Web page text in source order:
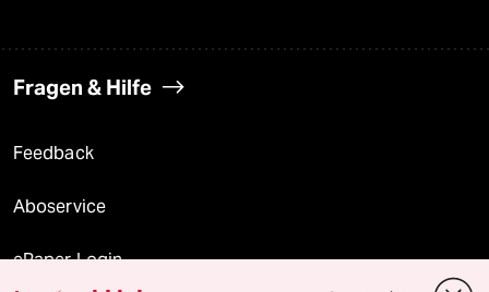
Fragen & Hilfe
Feedback
Aboservice
ePaper Login